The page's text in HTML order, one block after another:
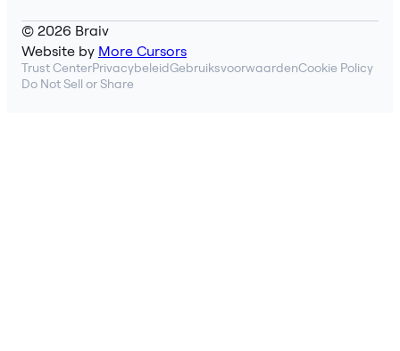
© 2026 Braiv
Website by More Cursors
Trust CenterPrivacybeleidGebruiksvoorwaardenCookie Policy
Do Not Sell or Share